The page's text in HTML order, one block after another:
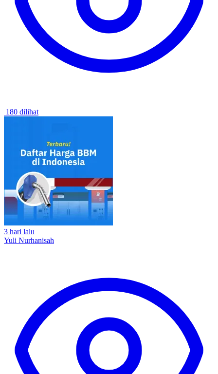
180 dilihat
3 hari lalu
Yuli Nurhanisah